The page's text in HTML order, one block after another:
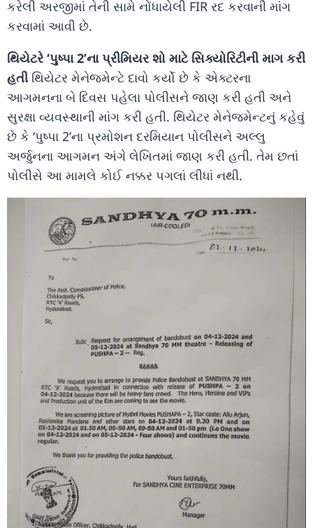
કરેલી અરજીમાં તેની સામે નોંધાયેલી FIR રદ કરવાની માંગ
કરવામાં આવી છે.
થિયેટરે ‘પુષ્પા 2’ના પ્રીમિયર શો માટે સિક્યોરિટીની માગ કરી
હતી થિયેટર મેનેજમેન્ટે દાવો કર્યો છે કે એક્ટરના
આગમનના બે દિવસ પહેલા પોલીસને જાણ કરી હતી અને
સુરક્ષા વ્યવસ્થાની માંગ કરી હતી. થિયેટર મેનેજમેન્ટનું કહેવું
છે કે ‘પુષ્પા 2’ના પ્રમોશન દરમિયાન પોલીસને અલ્લુ
અર્જુનના આગમન અંગે લેખિતમાં જાણ કરી હતી. તેમ છતાં
પોલીસે આ મામલે કોઈ નક્કર પગલાં લીધાં નથી.